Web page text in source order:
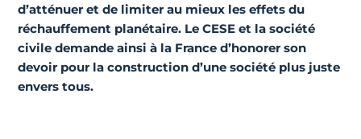
d’atténuer et de limiter au mieux les effets du
réchauffement planétaire. Le CESE et la société
civile demande ainsi à la France d’honorer son
devoir pour la construction d’une société plus juste
envers tous.